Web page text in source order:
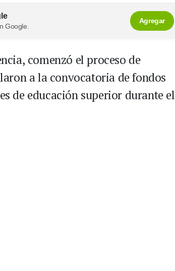
Google.
Agregar
comenzó el proceso de
a la convocatoria de fondos
de educación superior durante el